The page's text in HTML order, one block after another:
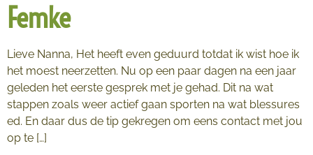
Femke
Lieve Nanna, Het heeft even geduurd totdat ik wist hoe ik
het moest neerzetten. Nu op een paar dagen na een jaar
geleden het eerste gesprek met je gehad. Dit na wat
stappen zoals weer actief gaan sporten na wat blessures
ed. En daar dus de tip gekregen om eens contact met jou
op te […]